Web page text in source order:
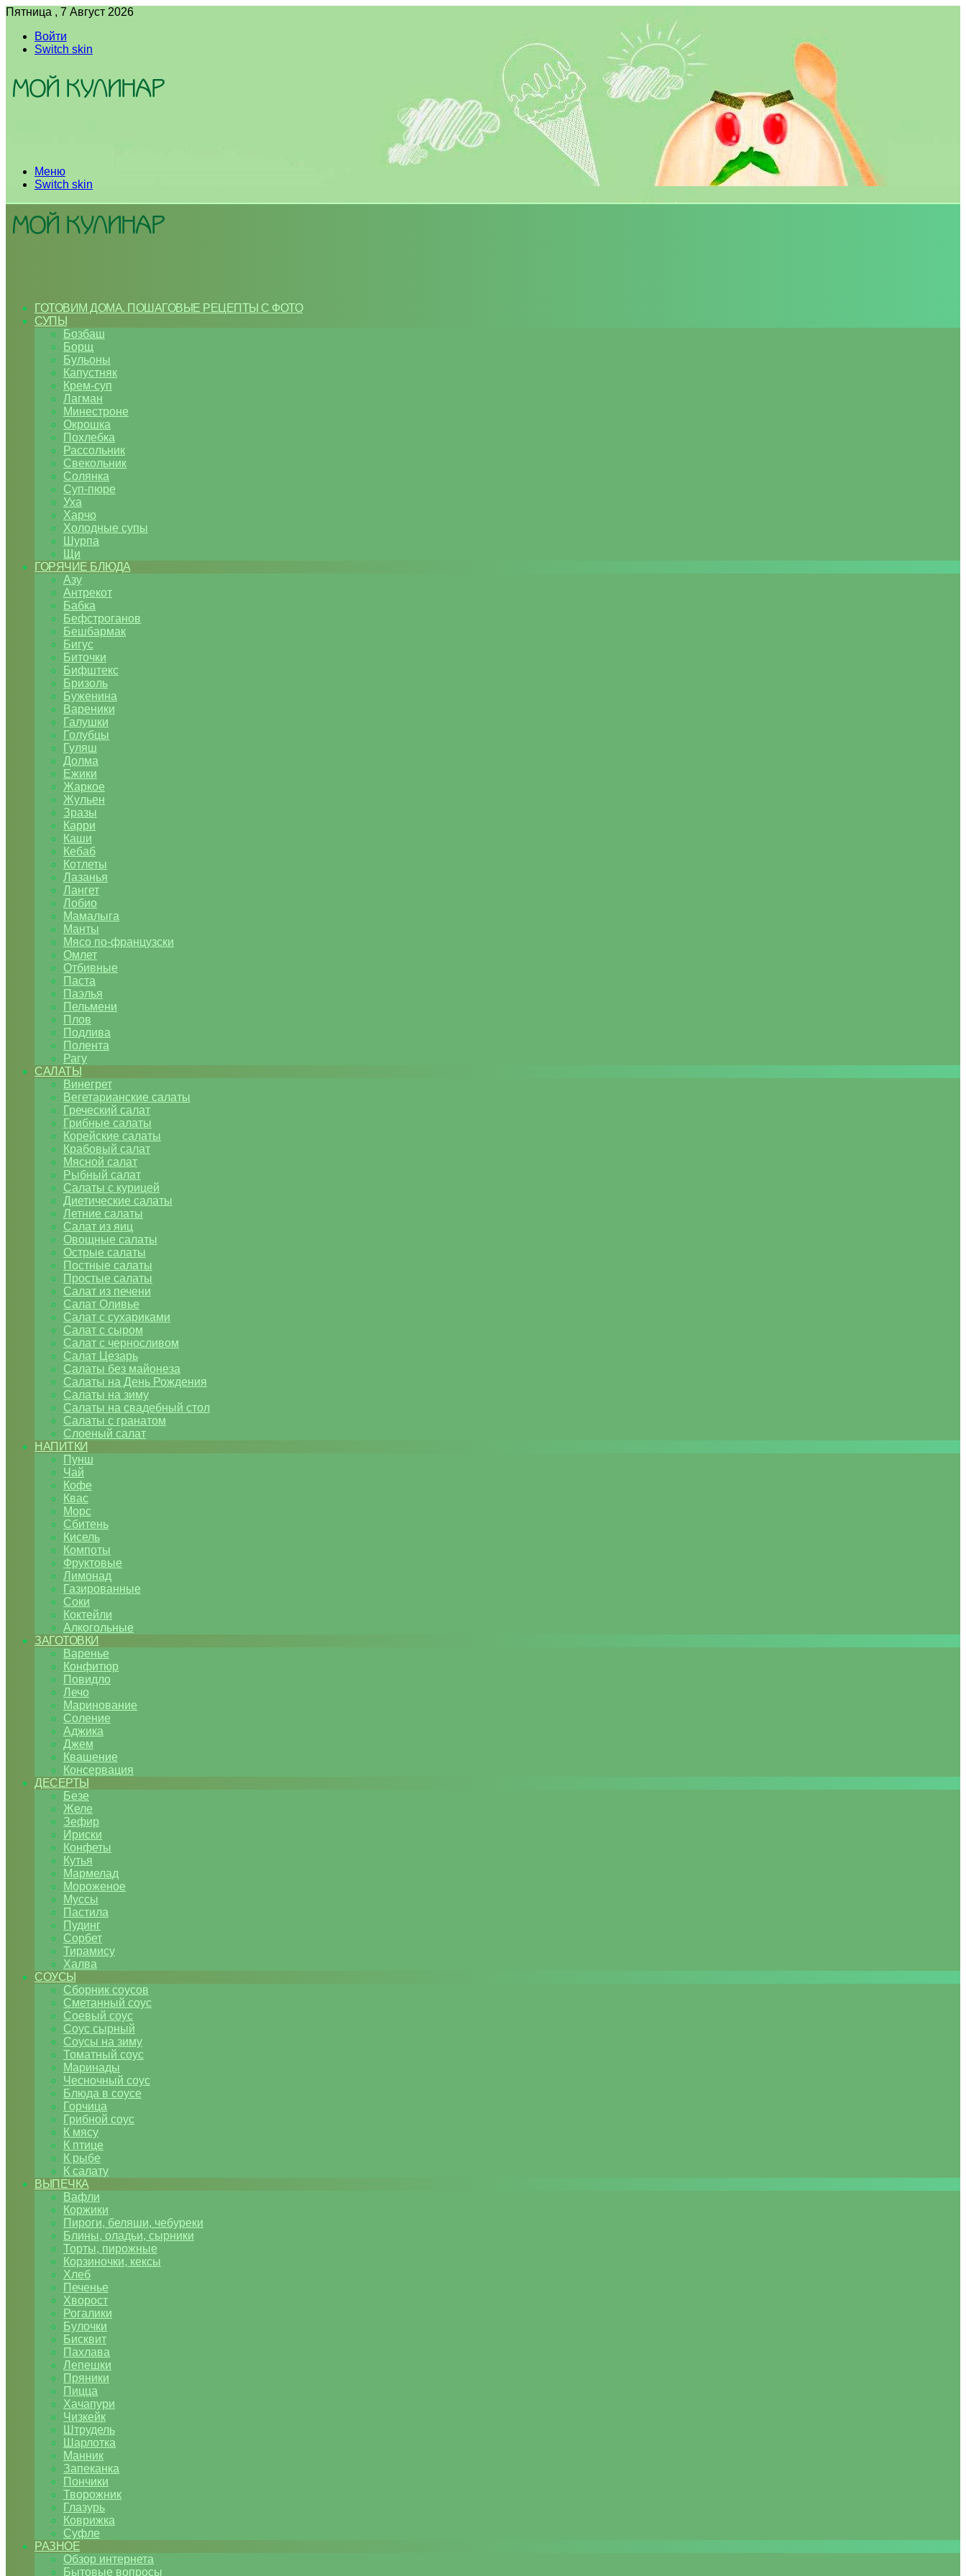
Пятница , 7 Август 2026
Войти
Switch skin
Меню
Switch skin
ГОТОВИМ ДОМА. ПОШАГОВЫЕ РЕЦЕПТЫ С ФОТО
СУПЫ
Бозбаш
Борщ
Бульоны
Капустняк
Крем-суп
Лагман
Минестроне
Окрошка
Похлебка
Рассольник
Свекольник
Солянка
Суп-пюре
Уха
Харчо
Холодные супы
Шурпа
Щи
ГОРЯЧИЕ БЛЮДА
Азу
Антрекот
Бабка
Бефстроганов
Бешбармак
Бигус
Биточки
Бифштекс
Бризоль
Буженина
Вареники
Галушки
Голубцы
Гуляш
Долма
Ежики
Жаркое
Жульен
Зразы
Карри
Каши
Кебаб
Котлеты
Лазанья
Лангет
Лобио
Мамалыга
Манты
Мясо по-французски
Омлет
Отбивные
Паста
Паэлья
Пельмени
Плов
Подлива
Полента
Рагу
САЛАТЫ
Винегрет
Вегетарианские салаты
Греческий салат
Грибные салаты
Корейские салаты
Крабовый салат
Мясной салат
Рыбный салат
Салаты с курицей
Диетические салаты
Летние салаты
Салат из яиц
Овощные салаты
Острые салаты
Постные салаты
Простые салаты
Салат из печени
Салат Оливье
Салат с сухариками
Салат с сыром
Салат с черносливом
Салат Цезарь
Салаты без майонеза
Салаты на День Рождения
Салаты на зиму
Салаты на свадебный стол
Салаты с гранатом
Слоеный салат
НАПИТКИ
Пунш
Чай
Кофе
Квас
Морс
Сбитень
Кисель
Компоты
Фруктовые
Лимонад
Газированные
Соки
Коктейли
Алкогольные
ЗАГОТОВКИ
Варенье
Конфитюр
Повидло
Лечо
Маринование
Соление
Аджика
Джем
Квашение
Консервация
ДЕСЕРТЫ
Безе
Желе
Зефир
Ириски
Конфеты
Кутья
Мармелад
Мороженое
Муссы
Пастила
Пудинг
Сорбет
Тирамису
Халва
СОУСЫ
Сборник соусов
Сметанный соус
Соевый соус
Соус сырный
Соусы на зиму
Томатный соус
Маринады
Чесночный соус
Блюда в соусе
Горчица
Грибной соус
К мясу
К птице
К рыбе
К салату
ВЫПЕЧКА
Вафли
Коржики
Пироги, беляши, чебуреки
Блины, оладьи, сырники
Торты, пирожные
Корзиночки, кексы
Хлеб
Печенье
Хворост
Рогалики
Булочки
Бисквит
Пахлава
Лепешки
Пряники
Пицца
Хачапури
Чизкейк
Штрудель
Шарлотка
Манник
Запеканка
Пончики
Творожник
Глазурь
Коврижка
Суфле
РАЗНОЕ
Обзор интернета
Бытовые вопросы